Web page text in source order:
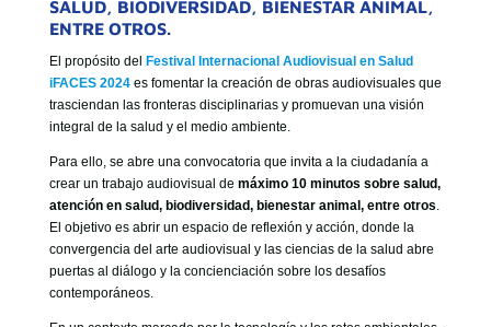
SALUD, BIODIVERSIDAD, BIENESTAR ANIMAL,
ENTRE OTROS.
El propósito del Festival Internacional Audiovisual en Salud
iFACES 2024es fomentar la creación de obras audiovisuales que
trasciendan las fronteras disciplinarias y promuevan una visión
integral de la salud y el medio ambiente.
Para ello, se abre una convocatoria que invita a la ciudadanía a
crear un trabajo audiovisual de máximo 10 minutos sobre salud,
atención en salud, biodiversidad, bienestar animal, entre otros
El objetivo es abrir un espacio de reflexión y acción, donde la
convergencia del arte audiovisual y las ciencias de la salud abre
puertas al diálogo y la concienciación sobre los desafíos
contemporáneos.